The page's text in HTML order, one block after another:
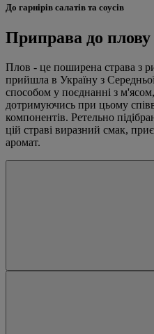
До гарнірів салатів та соусів
Приправа до плову
Плов - це поширена страва з
прийшла в Україну з
способом у поєднанні з
дотримуючись при цьому
компонентів. Ретельно
цій страві виразний смак,
аромат.